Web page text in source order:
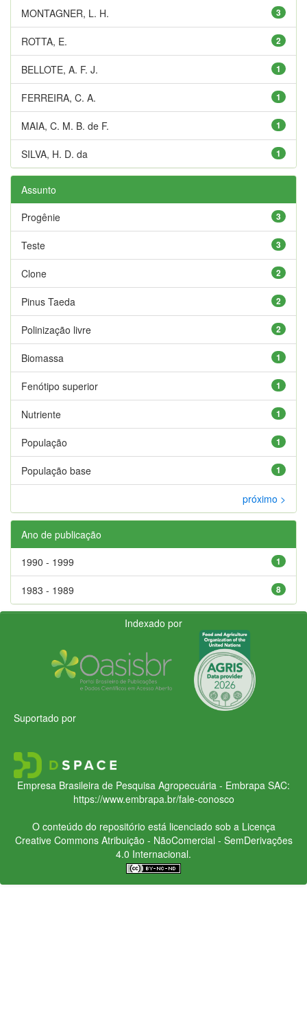
3
MONTAGNER, L. H.
2
ROTTA, E.
1
BELLOTE, A. F. J.
1
FERREIRA, C. A.
1
MAIA, C. M. B. de F.
1
SILVA, H. D. da
Assunto
3
Progênie
3
Teste
2
Clone
2
Pinus Taeda
2
Polinização livre
1
Biomassa
1
Fenótipo superior
1
Nutriente
1
População
1
População base
próximo >
Ano de publicação
1
1990 - 1999
8
1983 - 1989
Indexado por
Suportado por
Empresa Brasileira de Pesquisa Agropecuária - Embrapa SAC:
https://www.embrapa.br/fale-conosco
O conteúdo do repositório está licenciado sob a Licença
Creative CommonsAtribuição - NãoComercial - SemDerivações
4.0 Internacional.